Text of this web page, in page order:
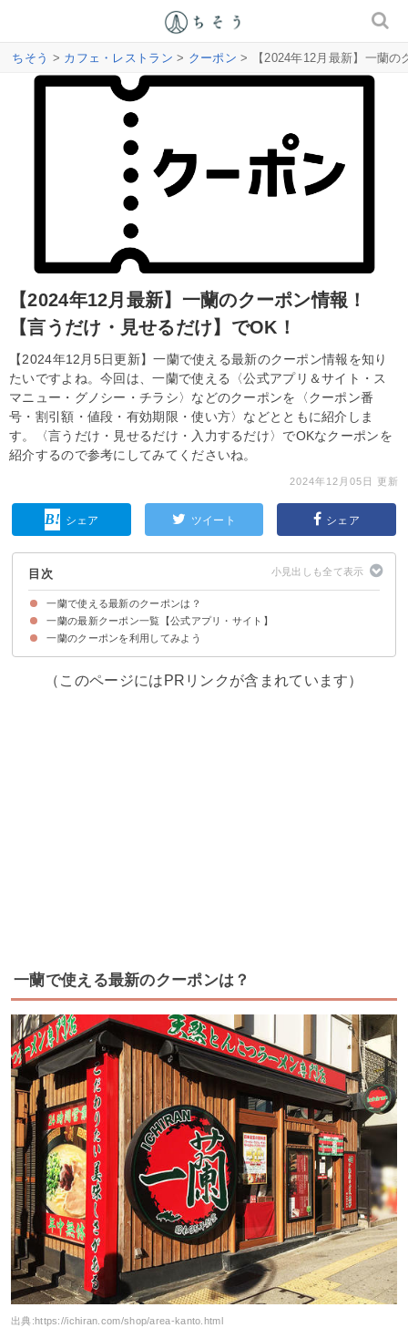
ちそう > カフェ・レストラン > クーポン > 【2024年12月最新】一蘭の
【2024年12月最新】一蘭のクーポン情報！
【言うだけ・見せるだけ】でOK！
【2024年12月5日更新】一蘭で使える最新のクーポン情報を知り
たいですよね。今回は、一蘭で使える〈公式アプリ＆サイト・ス
マニュー・グノシー・チラシ〉などのクーポンを〈クーポン番
号・割引額・値段・有効期限・使い方〉などとともに紹介しま
す。〈言うだけ・見せるだけ・入力するだけ〉でOKなクーポンを
紹介するので参考にしてみてくださいね。
2024年12月05日 更新
シェア ツイート シェア
目次
一蘭で使える最新のクーポンは？
一蘭の最新クーポン一覧【公式アプリ・サイト】
来店ポイント 追加牛弥郎 引換券交換（無料）
来店ポイント 半替玉 引換券交換（無料）
来店ポイント 替玉 引換券交換（無料）
来店ポイント 追加ねぎ 引換券交換（無料）
来店ポイント 追加チャーシュー 引換券交換（無料）
来店ポイント 追加牛弥郎 引換券交換（無料）
来店ポイント きくらげ 引換券交換（無料）
来店ポイント 追加にんにく 引換券交換（無料）
来店ポイント オスカランの酸味 引換券交換（無料）
来店ポイント のり 引換券交換（無料）
来店ポイント ごはん 引換券交換（無料）
来店ポイント 小ごはん 引換券交換（無料）
来店ポイント 半熟塩ゆでたまご 引換券交換（無料）
お子様ラーメン(無料)
お誕生日のプレゼントクーポン（無料）
【終了済み】一蘭ハロウィンスクラッチ2024
一蘭のクーポンを利用してみよう
（このページにはPRリンクが含まれています）
一蘭で使える最新のクーポンは？
出典:https://ichiran.com/shop/area-kanto.html